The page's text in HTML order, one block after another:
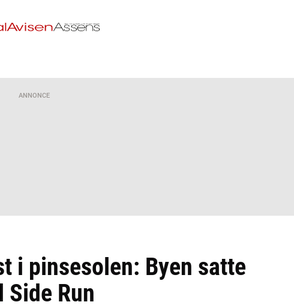
ANNONCE
i pinsesolen: Byen satte
Run